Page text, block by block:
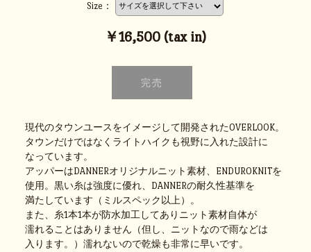
Size：
￥16,500 (tax in)
現代のタウンユースをイメージして開発されたOVERLOOK。
タウンだけではなくライトハイクも視野に入れた設計に
なっています。
アッパーはDANNERオリジナルニット素材、ENDUROKNITを
使用。黒い糸は強度に優れ、DANNERの耐久性基準を
満たしています（ミルスペック以上）。
また、糸1本1本が防水加工してありニット素材自体が
濡れることはありません（但し、ニットなので雨などは
入ります。）濡れないので乾燥も非常に早いです。